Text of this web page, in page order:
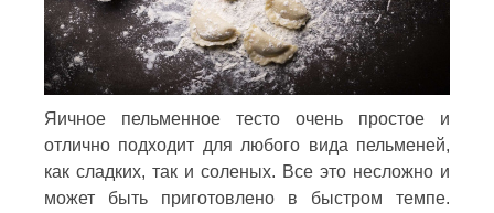
Яичное пельменное тесто очень простое и
отлично подходит для любого вида пельменей,
как сладких, так и соленых. Все это несложно и
может быть приготовлено в быстром темпе.